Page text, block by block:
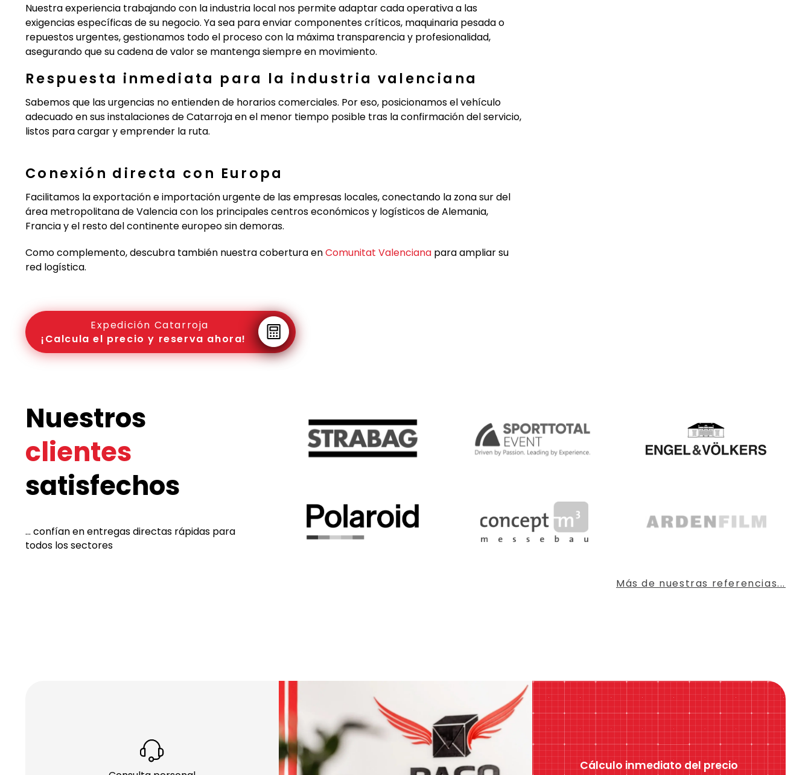
Nuestra experiencia trabajando con la industria local nos permite adaptar cada operativa a las
exigencias específicas de su negocio. Ya sea para enviar componentes críticos, maquinaria pesada o
repuestos urgentes, gestionamos todo el proceso con la máxima transparencia y profesionalidad,
asegurando que su cadena de valor se mantenga siempre en movimiento.
Respuesta inmediata para la industria valenciana
Sabemos que las urgencias no entienden de horarios comerciales. Por eso, posicionamos el vehículo
adecuado en sus instalaciones de Catarroja en el menor tiempo posible tras la confirmación del servicio,
listos para cargar y emprender la ruta.
Conexión directa con Europa
Facilitamos la exportación e importación urgente de las empresas locales, conectando la zona sur del
área metropolitana de Valencia con los principales centros económicos y logísticos de Alemania,
Francia y el resto del continente europeo sin demoras.
Como complemento, descubra también nuestra cobertura enComunitat Valenciana para ampliar su
red logística.
Expedición Catarroja
¡Calcula el precio y reserva ahora!
Nuestros
clientes
satisfechos
... confían en entregas directas rápidas para
todos los sectores
Más de nuestras referencias...
Cálculo inmediato del precio